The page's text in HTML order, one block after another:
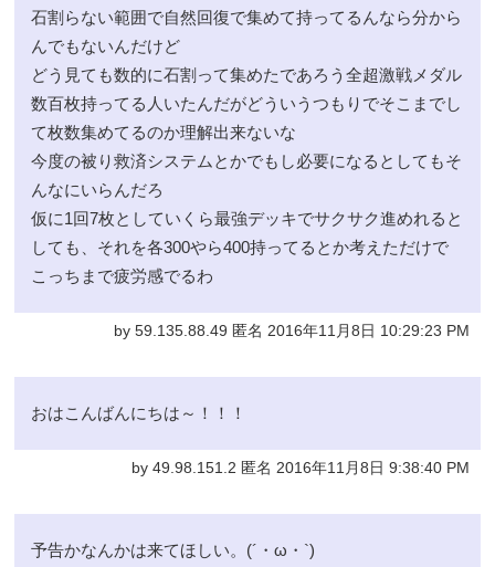
石割らない範囲で自然回復で集めて持ってるんなら分から
んでもないんだけど
どう見ても数的に石割って集めたであろう全超激戦メダル
数百枚持ってる人いたんだがどういうつもりでそこまでし
て枚数集めてるのか理解出来ないな
今度の被り救済システムとかでもし必要になるとしてもそ
んなにいらんだろ
仮に1回7枚としていくら最強デッキでサクサク進めれると
しても、それを各300やら400持ってるとか考えただけで
こっちまで疲労感でるわ
by 59.135.88.49 匿名 2016年11月8日 10:29:23 PM
おはこんばんにちは～！！！
by 49.98.151.2 匿名 2016年11月8日 9:38:40 PM
予告かなんかは来てほしい。(´・ω・`)